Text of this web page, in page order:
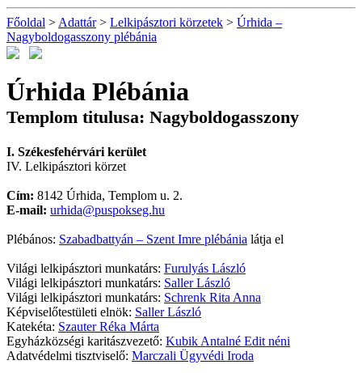
Főoldal > Adattár> Lelkipásztori körzetek > Úrhida –
Nagyboldogasszony plébánia
Úrhida Plébánia
Templom titulusa: Nagyboldogasszony
I. Székesfehérvári kerület
IV. Lelkipásztori körzet
Cím: 8142 Úrhida, Templom u. 2.
E-mail: urhida@puspokseg.hu
Plébános: Szabadbattyán – Szent Imre plébánia látja el
Világi lelkipásztori munkatárs: Furulyás László
Világi lelkipásztori munkatárs: Saller László
Világi lelkipásztori munkatárs: Schrenk Rita Anna
Képviselőtestületi elnök: Saller László
Katekéta: Szauter Réka Márta
Egyházközségi karitászvezető: Kubik Antalné Edit néni
Adatvédelmi tisztviselő: Marczali Ügyvédi Iroda